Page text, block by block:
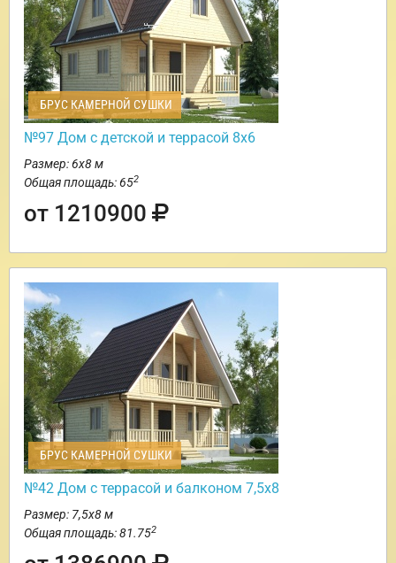
БРУС КАМЕРНОЙ СУШКИ
№97 Дом с детской и террасой 8х6
Размер: 6х8 м
Общая площадь: 652
от 1210900
БРУС КАМЕРНОЙ СУШКИ
№42 Дом с террасой и балконом 7,5х8
Размер: 7,5х8 м
Общая площадь: 81.752